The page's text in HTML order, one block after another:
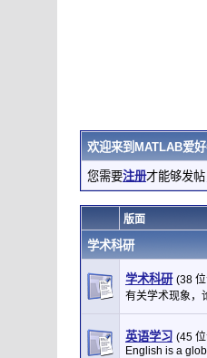
欢迎来到 MATLAB爱
您需要注册才能够发
版面
学术科研
学术科研 (38
有关学术现象，
英语学习 (45
English is a